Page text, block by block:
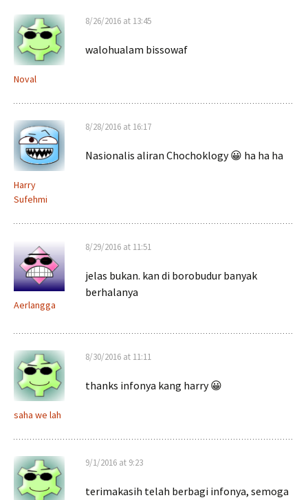
Noval
8/26/2016 at 13:45
walohualam bissowaf
Harry
Sufehmi
8/28/2016 at 16:17
Nasionalis aliran Chochoklogy 😀 ha ha ha
Aerlangga
8/29/2016 at 11:51
jelas bukan. kan di borobudur banyak
berhalanya
saha we lah
8/30/2016 at 11:11
thanks infonya kang harry 😀
9/1/2016 at 9:23
terimakasih telah berbagi infonya, semoga